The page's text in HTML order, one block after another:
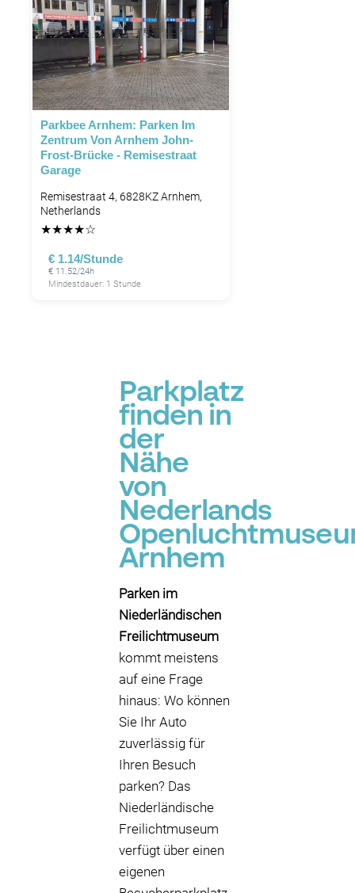
Parkbee Arnhem: Parken Im
Zentrum Von Arnhem John-
Frost-Brücke - Remisestraat
Garage
Remisestraat 4, 6828KZ Arnhem,
Netherlands
★★★★☆
€ 1.14/Stunde
€ 11.52/24h
Mindestdauer: 1 Stunde
Parkplatz
finden in
der
Nähe
von
Nederlands
Arnhem
Parken im
Niederländischen
Freilichtmuseum
kommt meistens
auf eine Frage
hinaus: Wo können
Sie Ihr Auto
zuverlässig für
Ihren Besuch
parken? Das
Niederländische
Freilichtmuseum
verfügt über einen
eigenen